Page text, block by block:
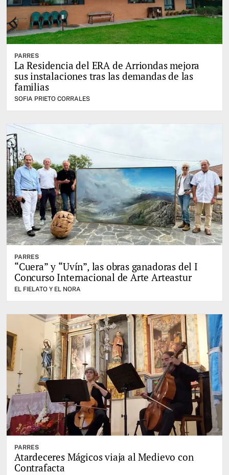
PARRES
La Residencia del ERA de Arriondas mejora
sus instalaciones tras las demandas de las
familias
SOFIA PRIETO CORRALES
PARRES
“Cuera” y “Uvín”, las obras ganadoras del I
Concurso Internacional de Arte Arteastur
EL FIELATO Y EL NORA
PARRES
Atardeceres Mágicos viaja al Medievo con
Contrafacta